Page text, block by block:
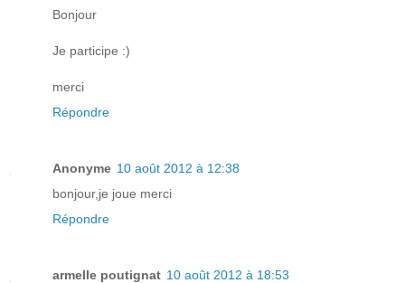
Bonjour
Je participe :)
merci
Répondre
Anonyme 10 août 2012 à 12:38
bonjour,je joue merci
Répondre
armelle poutignat 10 août 2012 à 18:53